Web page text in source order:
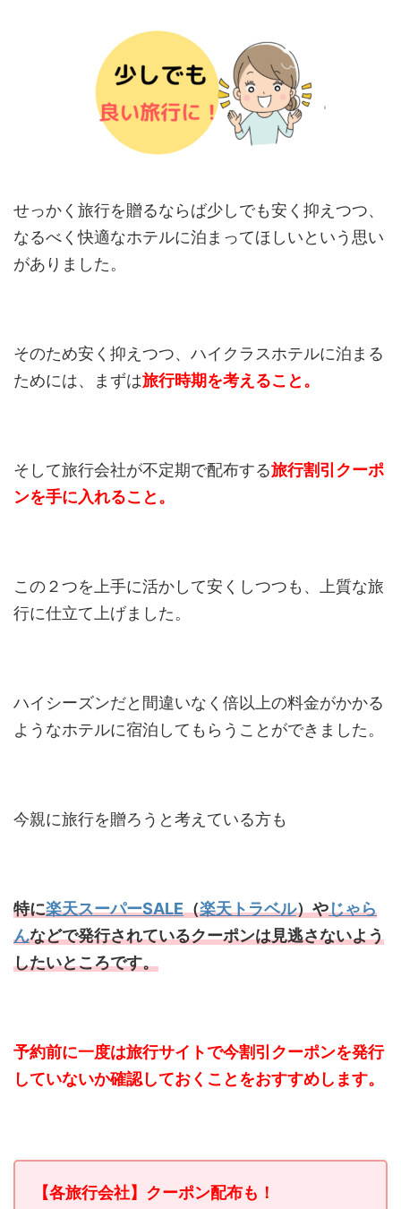
せっかく旅行を贈るならば少しでも安く抑えつつ、
なるべく快適なホテルに泊まってほしいという思い
がありました。
そのため安く抑えつつ、ハイクラスホテルに泊まる
ためには、まずは旅行時期を考えること。
そして旅行会社が不定期で配布する旅行割引クーポ
ンを手に入れること。
この２つを上手に活かして安くしつつも、上質な旅
行に仕立て上げました。
ハイシーズンだと間違いなく倍以上の料金がかかる
ようなホテルに宿泊してもらうことができました。
今親に旅行を贈ろうと考えている方も
特に楽天スーパーSALE（楽天トラベル）やじゃら
んなどで発行されているクーポンは見逃さないよう
したいところです。
予約前に一度は旅行サイトで今割引クーポンを発行
していないか確認しておくことをおすすめします。
【各旅行会社】クーポン配布も！